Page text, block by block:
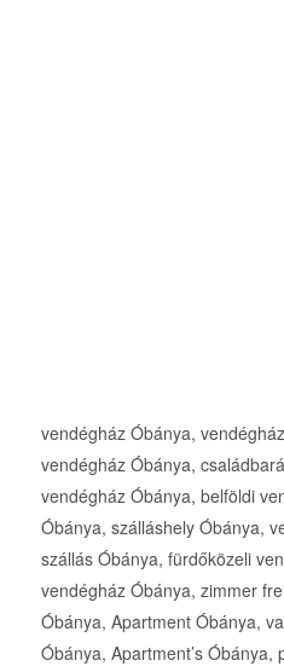
vendégház Óbánya,
vendégház Óbánya,
vendégház Óbánya, belföldi
Óbánya, szálláshely Óbánya,
szállás Óbánya, fürdőközeli
vendégház Óbánya, zimmer
Óbánya, Apartment Óbánya,
Óbánya, Apartment’s Óbánya,